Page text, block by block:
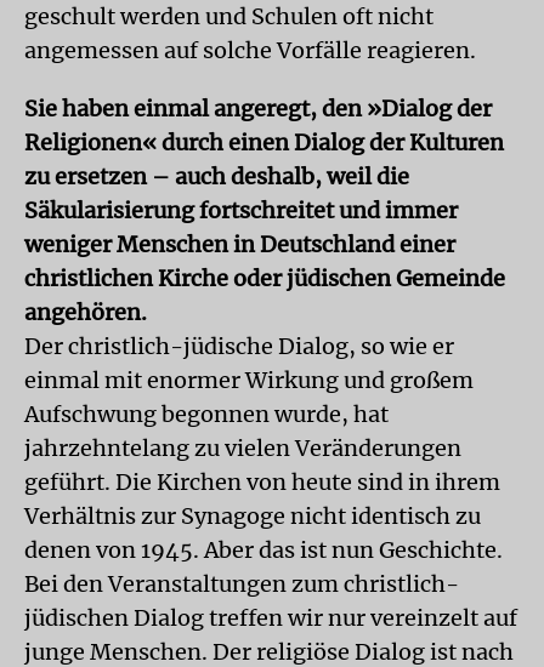
geschult werden und Schulen oft nicht
angemessen auf solche Vorfälle reagieren.
Sie haben einmal angeregt, den »Dialog der
Religionen« durch einen Dialog der Kulturen
zu ersetzen – auch deshalb, weil die
Säkularisierung fortschreitet und immer
weniger Menschen in Deutschland einer
christlichen Kirche oder jüdischen Gemeinde
angehören.
Der christlich-jüdische Dialog, so wie er
einmal mit enormer Wirkung und großem
Aufschwung begonnen wurde, hat
jahrzehntelang zu vielen Veränderungen
geführt. Die Kirchen von heute sind in ihrem
Verhältnis zur Synagoge nicht identisch zu
denen von 1945. Aber das ist nun Geschichte.
Bei den Veranstaltungen zum christlich-
jüdischen Dialog treffen wir nur vereinzelt auf
junge Menschen. Der religiöse Dialog ist nach